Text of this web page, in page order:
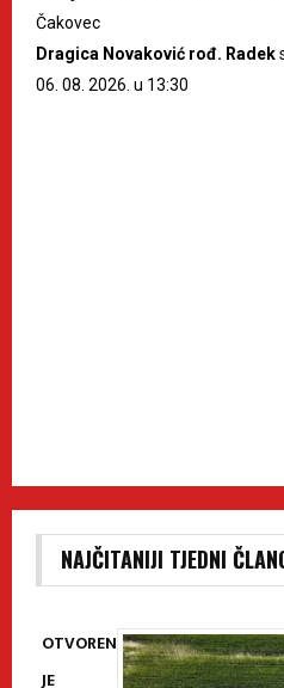
Čakovec
Dragica Novaković rođ. Radek
06. 08. 2026. u 13:30
NAJČITANIJI TJEDNI
OTVOREN
JE